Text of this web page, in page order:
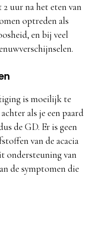
uur na het eten van
optreden als
en bij veel
is moeilijk te
als je een paard
de GD. Er is geen
van de acacia
ondersteuning van
de symptomen die